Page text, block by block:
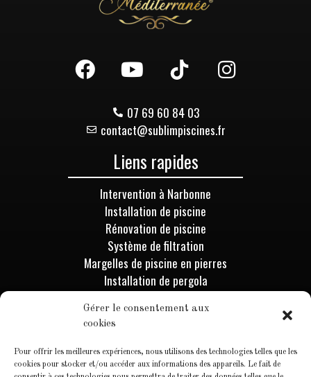
Gérer le consentement aux
cookies
Pour offrir les meilleures expériences, nous utilisons des technologies telles que les
cookies pour stocker et/ou accéder aux informations des appareils. Le fait de
07 69 60 84 03
contact@sublimpiscines.fr
Liens rapides
Intervention à Narbonne
Installation de piscine
Rénovation de piscine
Système de filtration
Margelles de piscine en pierres
Installation de pergola
Mur de pierre
Rénovation de salle de bains
Informations